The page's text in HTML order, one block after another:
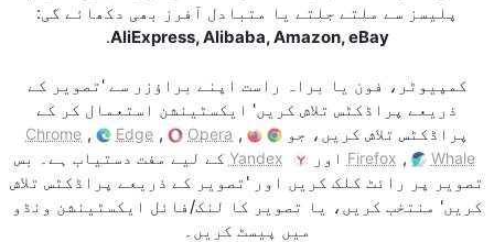
پلیسز سے ملتے جلتے یا متبادل آفرز بھی دکھائے گی:
AliExpress, Alibaba, Amazon, eBay
.
کمپیوٹر، فون یا براہ راست اپنے براؤزر سے 'تصویر کے
ذریعے پراڈکٹس تلاش کریں' ایکسٹینشن استعمال کر کے
پراڈکٹس تلاش کریں، جو
Chrome , Edge , Opera ,
Firefox , Whale اور Yandex کے لیے مفت دستیاب ہے۔ بس
تصویر پر رائٹ کلک کریں اور 'تصویر کے ذریعے پراڈکٹس تلاش
کریں' منتخب کریں، یا تصویر کا لنک/فائل ایکسٹینشن ونڈو
میں پیسٹ کریں۔